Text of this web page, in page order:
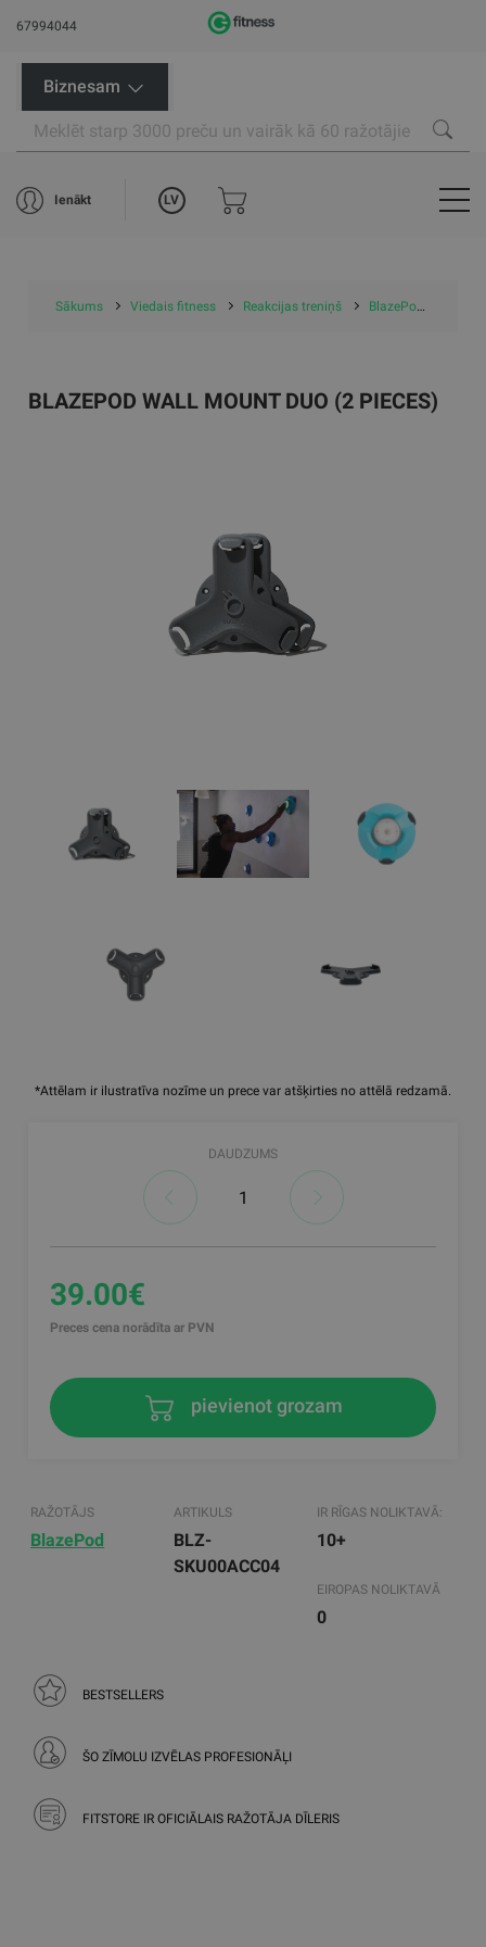
67994044
Biznesam
Ienākt LV
Sākums Viedais fitness Reakcijas treniņš BlazePod reakcijas treniņš
*Attēlam ir ilustratīva nozīme un prece var atšķirties no attēlā redzamā.
BLAZEPOD WALL MOUNT DUO (2 PIECES)
DAUDZUMS
39.00€
Preces cena norādīta ar PVN
pievienot grozam
RAŽOTĀJS
BlazePod
ARTIKULS
BLZ-
SKU00ACC04
IR RĪGAS NOLIKTAVĀ:
10+
EIROPAS NOLIKTAVĀ
0
BESTSELLERS
ŠO ZĪMOLU IZVĒLAS PROFESIONĀĻI
FITSTORE IR OFICIĀLAIS RAŽOTĀJA DĪLERIS